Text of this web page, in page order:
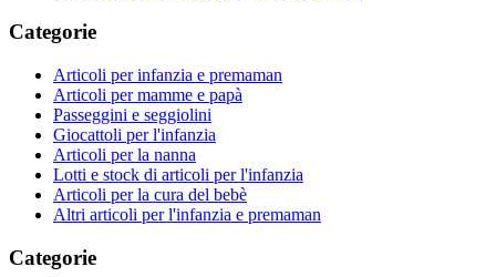
Categorie
Articoli per infanzia e premaman
Articoli per mamme e papà
Passeggini e seggiolini
Giocattoli per l'infanzia
Articoli per la nanna
Lotti e stock di articoli per l'infanzia
Articoli per la cura del bebè
Altri articoli per l'infanzia e premaman
Categorie